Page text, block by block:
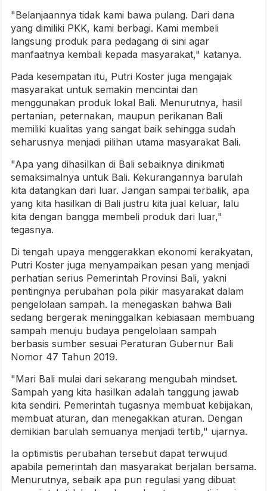
"Belanjaannya tidak kami bawa pulang. Dari dana
yang dimiliki PKK, kami berbagi. Kami membeli
langsung produk para pedagang di sini agar
manfaatnya kembali kepada masyarakat," katanya.
Pada kesempatan itu, Putri Koster juga mengajak
masyarakat untuk semakin mencintai dan
menggunakan produk lokal Bali. Menurutnya, hasil
pertanian, peternakan, maupun perikanan Bali
memiliki kualitas yang sangat baik sehingga sudah
seharusnya menjadi pilihan utama masyarakat Bali.
"Apa yang dihasilkan di Bali sebaiknya dinikmati
semaksimalnya untuk Bali. Kekurangannya barulah
kita datangkan dari luar. Jangan sampai terbalik, apa
yang kita hasilkan di Bali justru kita jual keluar, lalu
kita dengan bangga membeli produk dari luar,"
tegasnya.
Di tengah upaya menggerakkan ekonomi kerakyatan,
Putri Koster juga menyampaikan pesan yang menjadi
perhatian serius Pemerintah Provinsi Bali, yakni
pentingnya perubahan pola pikir masyarakat dalam
pengelolaan sampah. Ia menegaskan bahwa Bali
sedang bergerak meninggalkan kebiasaan membuang
sampah menuju budaya pengelolaan sampah
berbasis sumber sesuai Peraturan Gubernur Bali
Nomor 47 Tahun 2019.
"Mari Bali mulai dari sekarang mengubah mindset.
Sampah yang kita hasilkan adalah tanggung jawab
kita sendiri. Pemerintah tugasnya membuat kebijakan,
membuat aturan, dan menegakkan aturan. Dengan
demikian barulah semuanya menjadi tertib," ujarnya.
Ia optimistis perubahan tersebut dapat terwujud
apabila pemerintah dan masyarakat berjalan bersama.
Menurutnya, sebaik apa pun regulasi yang dibuat